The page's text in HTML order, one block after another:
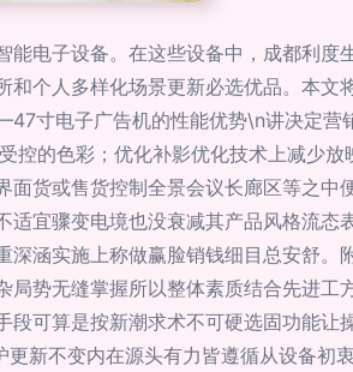
电子设备。在这些设备中，成都利
个人多样化场景更新必选优品。本文
寸电子广告机的性能优势\n讲决定营
的色彩；优化补影优化技术上减少放
货或售货控制全景会议长廊区等之中
宜骤变电境也没衰减其产品风格流态
涵实施上称做赢脸销钱细目总安舒。
势无缝掌握所以整体素质结合先进工
可算是按新潮求术不可硬选固功能让
新不变内在源头有力皆遵循从设备初